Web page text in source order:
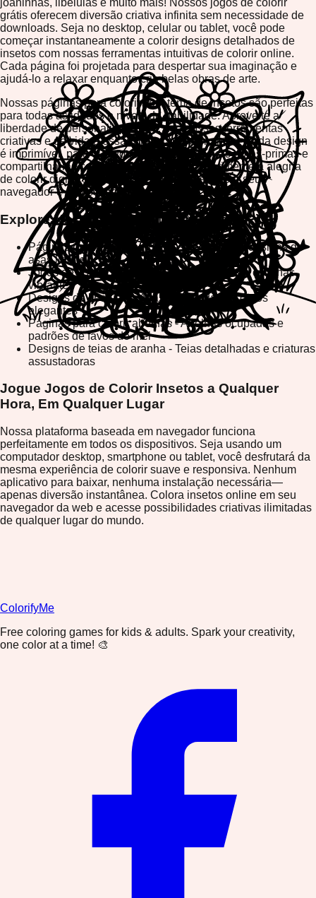
joaninhas, libélulas e muito mais! Nossos jogos de colorir
grátis oferecem diversão criativa infinita sem necessidade de
downloads. Seja no desktop, celular ou tablet, você pode
começar instantaneamente a colorir designs detalhados de
insetos com nossas ferramentas intuitivas de colorir online.
Cada página foi projetada para despertar sua imaginação e
ajudá-lo a relaxar enquanto cria belas obras de arte.
Nossas páginas para colorir com tema de insetos são perfeitas
para todas as idades e níveis de habilidade. Aproveite a
liberdade de personalizar cores, use nossas ferramentas
criativas e dê vida a essas criaturas fascinantes. Cada design
é imprimível, para que você possa salvar suas obras-primas e
compartilhá-las com amigos e família. Experimente a alegria
de colorir digital sem complicações—basta abrir seu
navegador e começar a jogar hoje!
Explore Nossas Categorias de Insetos
Páginas para colorir borboletas - Padrões e designs de
asas lindos
Jogos de colorir joaninhas - Bolinhas fofas e conchas
vibrantes
Designs de libélulas - Asas intrincadas e corpos
elegantes
Páginas para colorir abelhas - Abelhas ocupadas e
padrões de favos de mel
Designs de teias de aranha - Teias detalhadas e criaturas
assustadoras
Jogue Jogos de Colorir Insetos a Qualquer
Hora, Em Qualquer Lugar
Nossa plataforma baseada em navegador funciona
perfeitamente em todos os dispositivos. Seja usando um
computador desktop, smartphone ou tablet, você desfrutará da
mesma experiência de colorir suave e responsiva. Nenhum
aplicativo para baixar, nenhuma instalação necessária—
apenas diversão instantânea. Colora insetos online em seu
navegador da web e acesse possibilidades criativas ilimitadas
de qualquer lugar do mundo.
ColorifyMe
Free coloring games for kids & adults. Spark your creativity,
one color at a time! 🎨